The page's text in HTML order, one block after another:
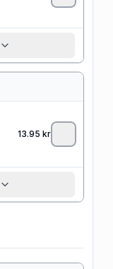
13.95 kr